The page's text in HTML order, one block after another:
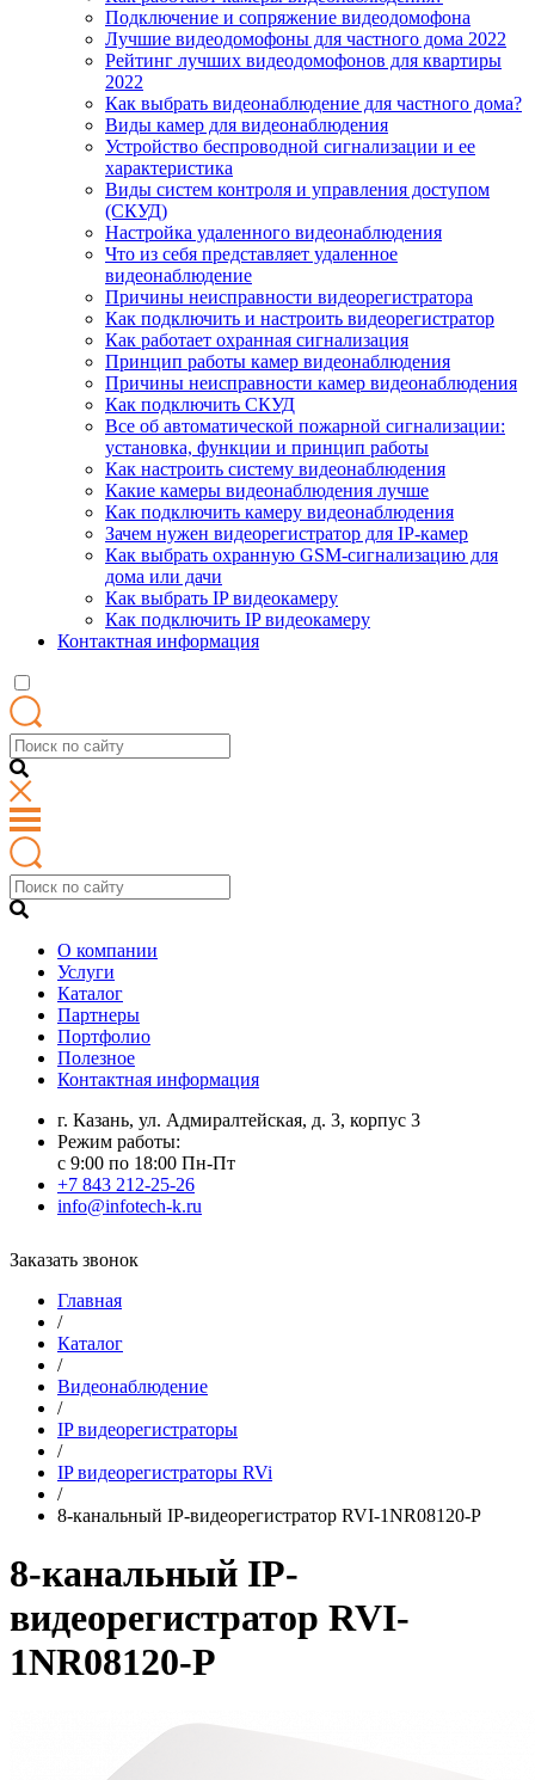
Подключение и сопряжение видеодомофона
Лучшие видеодомофоны для частного дома 2022
Рейтинг лучших видеодомофонов для квартиры
2022
Как выбрать видеонаблюдение для частного дома?
Виды камер для видеонаблюдения
Устройство беспроводной сигнализации и ее
характеристика
Виды систем контроля и управления доступом
(СКУД)
Настройка удаленного видеонаблюдения
Что из себя представляет удаленное
видеонаблюдение
Причины неисправности видеорегистратора
Как подключить и настроить видеорегистратор
Как работает охранная сигнализация
Принцип работы камер видеонаблюдения
Причины неисправности камер видеонаблюдения
Как подключить СКУД
Все об автоматической пожарной сигнализации:
установка, функции и принцип работы
Как настроить систему видеонаблюдения
Какие камеры видеонаблюдения лучше
Как подключить камеру видеонаблюдения
Зачем нужен видеорегистратор для IP-камер
Как выбрать охранную GSM-сигнализацию для
дома или дачи
Как выбрать IP видеокамеру
Как подключить IP видеокамеру
Контактная информация
О компании
Услуги
Каталог
Партнеры
Портфолио
Полезное
Контактная информация
г. Казань, ул. Адмиралтейская, д. 3, корпус 3
Режим работы:
с 9:00 по 18:00 Пн-Пт
+7 843 212-25-26
info@infotech-k.ru
Заказать звонок
Главная
/
Каталог
/
Видеонаблюдение
/
IP видеорегистраторы
/
IP видеорегистраторы RVi
/
8-канальный IP-видеорегистратор RVI-1NR08120-P
8-канальный IP-
видеорегистратор RVI-
1NR08120-P